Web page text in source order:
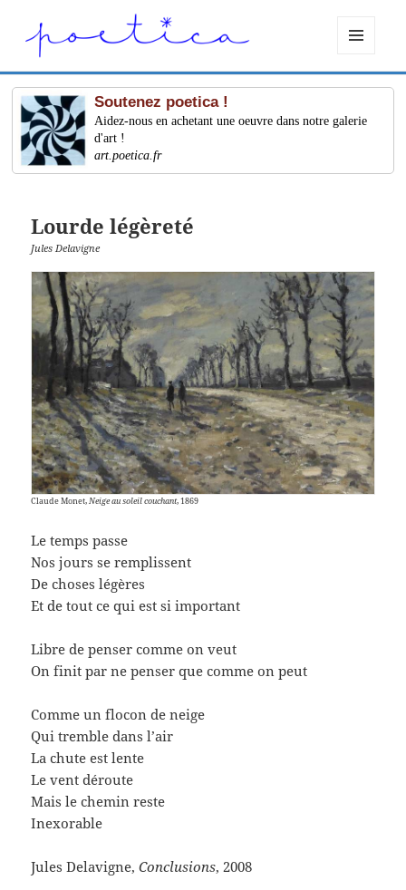
ET
WIDGETS
Soutenez poetica !
Aidez-nous en achetant une oeuvre dans notre galerie
d'art !
art.poetica.fr
Lourde légèreté
Jules Delavigne
Claude Monet,Neige au soleil couchant, 1869
Le temps passe
Nos jours se remplissent
De choses légères
Et de tout ce qui est si important
Libre de penser comme on veut
On finit par ne penser que comme on peut
Comme un flocon de neige
Qui tremble dans l’air
La chute est lente
Le vent déroute
Mais le chemin reste
Inexorable
Jules Delavigne,Conclusions, 2008